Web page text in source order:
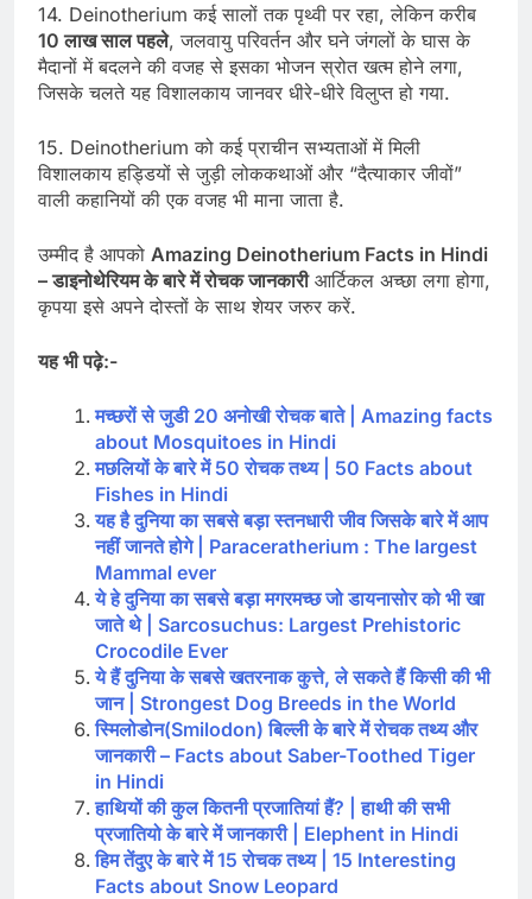
14. Deinotherium कई सालों तक पृथ्वी पर रहा, लेकिन करीब
10 लाख साल पहले, जलवायु परिवर्तन और घने जंगलों के घास के
मैदानों में बदलने की वजह से इसका भोजन स्रोत खत्म होने लगा,
जिसके चलते यह विशालकाय जानवर धीरे-धीरे विलुप्त हो गया.
15. Deinotherium को कई प्राचीन सभ्यताओं में मिली
विशालकाय हड्डियों से जुड़ी लोककथाओं और “दैत्याकार जीवों”
वाली कहानियों की एक वजह भी माना जाता है.
उम्मीद है आपको Amazing Deinotherium Facts in Hindi
– डाइनोथेरियम के बारे में रोचक जानकारीआर्टिकल अच्छा लगा होगा,
कृपया इसे अपने दोस्तों के साथ शेयर जरुर करें.
यह भी पढ़े:-
मच्छरों से जुडी 20 अनोखी रोचक बाते | Amazing facts
about Mosquitoes in Hindi
मछलियों के बारे में 50 रोचक तथ्य | 50 Facts about
Fishes in Hindi
यह है दुनिया का सबसे बड़ा स्तनधारी जीव जिसके बारे में आप
नहीं जानते होगे | Paraceratherium : The largest
Mammal ever
ये हे दुनिया का सबसे बड़ा मगरमच्छ जो डायनासोर को भी खा
जाते थे | Sarcosuchus: Largest Prehistoric
Crocodile Ever
ये हैं दुनिया के सबसे खतरनाक कुत्ते, ले सकते हैं किसी की भी
जान | Strongest Dog Breeds in the World
स्मिलोडोन(Smilodon) बिल्ली के बारे में रोचक तथ्य और
जानकारी – Facts about Saber-Toothed Tiger
in Hindi
हाथियों की कुल कितनी प्रजातियां हैं? | हाथी की सभी
प्रजातियो के बारे में जानकारी | Elephent in Hindi
हिम तेंदुए के बारे में 15 रोचक तथ्य | 15 Interesting
Facts about Snow Leopard